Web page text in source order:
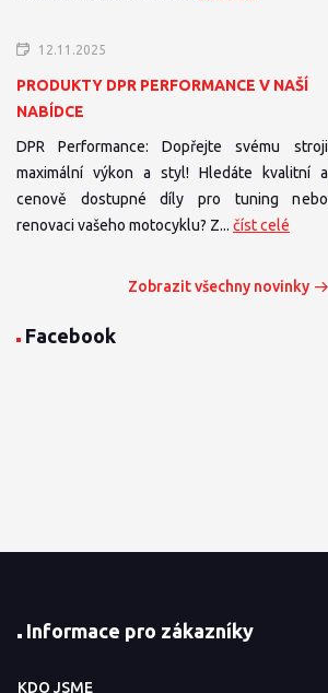
12.11.2025
PRODUKTY DPR PERFORMANCE V NAŠÍ
NABÍDCE
DPR Performance: Dopřejte svému stroji
maximální výkon a styl! Hledáte kvalitní a
cenově dostupné díly pro tuning nebo
renovaci vašeho motocyklu? Z... číst celé
Zobrazit všechny novinky
Facebook
Informace pro zákazníky
KDO JSME